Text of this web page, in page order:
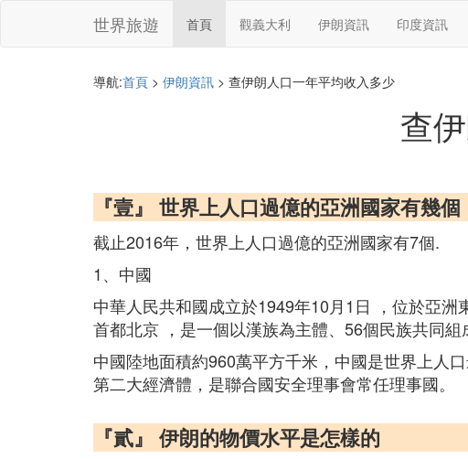
世界旅遊 首頁 觀義大利 伊朗資訊 印度資訊
導航:首頁 > 伊朗資訊 > 查伊朗人口一年平均收入多少
查
『壹』 世界上人口過億的亞洲國家有幾個
截止2016年，世界上人口過億的亞洲國家有7個.
1、中國
中華人民共和國成立於1949年10月1日 ，位於亞
首都北京 ，是一個以漢族為主體、56個民族共同組
中國陸地面積約960萬平方千米，中國是世界上人
第二大經濟體，是聯合國安全理事會常任理事國。
『貳』 伊朗的物價水平是怎樣的